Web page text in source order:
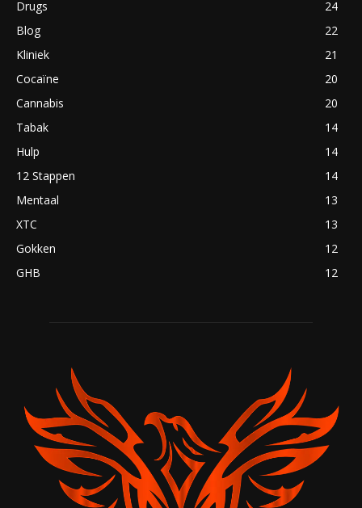
Drugs
24
Blog
22
Kliniek
21
Cocaïne
20
Cannabis
20
Tabak
14
Hulp
14
12 Stappen
14
Mentaal
13
XTC
13
Gokken
12
GHB
12